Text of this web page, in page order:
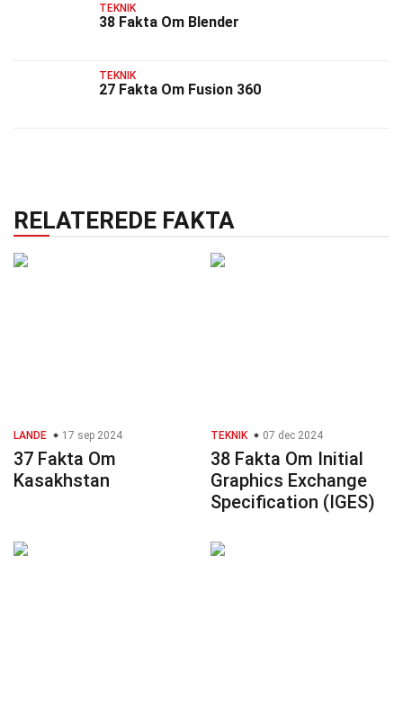
TEKNIK
38 Fakta Om Blender
TEKNIK
27 Fakta Om Fusion 360
RELATEREDE FAKTA
LANDE 17 sep 2024
37 Fakta Om
Kasakhstan
TEKNIK 07 dec 2024
38 Fakta Om Initial
Graphics Exchange
Specification (IGES)